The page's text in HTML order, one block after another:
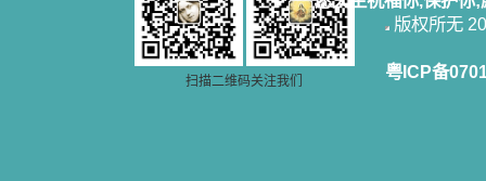
扫描二维码关注我们
版权所无
粤ICP备